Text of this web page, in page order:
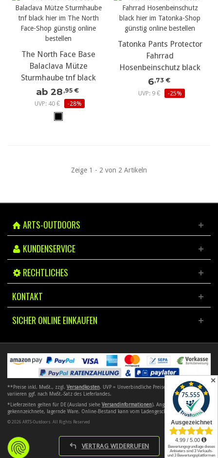
The North Face Base
Balaclava Mütze
Sturmhaube tnf black
ab 28 ,95 €
UVP: 40 €
-28%
Tatonka Pants Protector
Fahrrad
Hosenbeinschutz black
6,73 €
UVP: 9 €
-25%
Zeige 1 - 2 von 2 Artikeln
ARTS-OUTDOORS
KUNDENSERVICE
RECHTLICHES
KONTAKT
SICHER ONLINE EINKAUFEN
VERTRAG WIDERRUFEN
**Preise inkl. MwSt., zzgl. Versandkosten. UVP = Unverbindliche Preisempfehlung. Preise
variieren ggf. nach MwSt.-Satz des Lieferlandes.
*Lieferzeiten gelten für DE (Ausland siehe Versandinformationen). Angebote gelten nur für
gekennzeichnete, lagernde Ware. Online-Bestand kann vom Ladengeschäft abweichen.
© 2026 ARTS-Outdoors. All Rights Reserved
✕